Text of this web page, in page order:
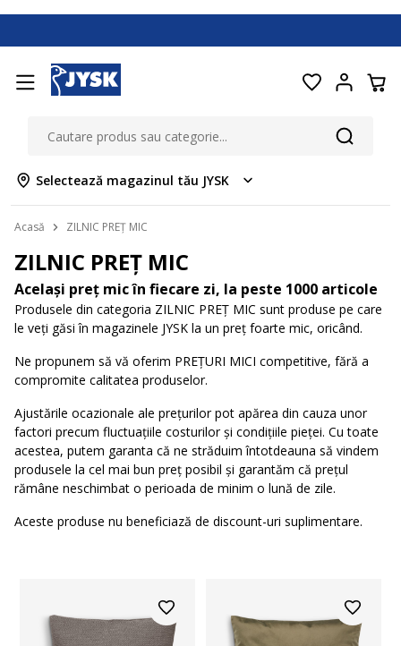
Selectează magazinul tău JYSK
Acasă ZILNIC PREȚ MIC
ZILNIC PREȚ MIC
Același preț mic în fiecare zi, la peste 1000 articole
Produsele din categoria ZILNIC PREȚ MIC sunt produse pe care
le veți găsi în magazinele JYSK la un preț foarte mic, oricând.
Ne propunem să vă oferim PREȚURI MICI competitive, fără a
compromite calitatea produselor.
Ajustările ocazionale ale prețurilor pot apărea din cauza unor
factori precum fluctuațiile costurilor și condițiile pieței. Cu toate
acestea, putem garanta că ne străduim întotdeauna să vindem
produsele la cel mai bun preț posibil și garantăm că prețul
rămâne neschimbat o perioada de minim o lună de zile.
Aceste produse nu beneficiază de discount-uri suplimentare.